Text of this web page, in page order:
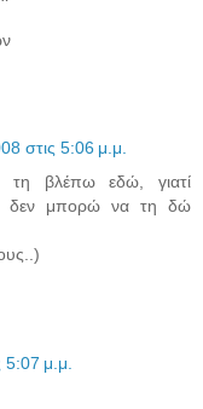
στις 5:06 μ.μ.
τη βλέπω εδώ, γιατί
δεν μπορώ να τη δώ
5:07 μ.μ.